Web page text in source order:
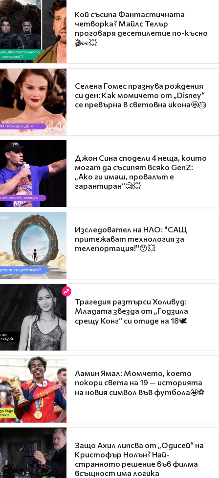
Кой съсипа Фантастичната
четворка? Майлс Телър
проговаря десетилетие по-късно
🎬👀💥
Селена Гомес празнува рождения
си ден: Как момичето от „Disney“
се превърна в световна икона🤩🎂
Джон Сина сподели 4 неща, които
могат да съсипят всяко GenZ:
„Ако ги имаш, провалът е
гарантиран“🧐💥
Изследовател на НЛО: "САЩ
притежават технология за
телепортация!"😯💥
Трагедия разтърси Холивуд:
Младата звезда от „Годзила
срещу Конг“ си отиде на 18🕊️
Ламин Ямал: Момчето, което
покори света на 19 — историята
на новия символ във футбола🤩⚽
Защо Ахил липсва от „Одисей“ на
Кристофър Нолън? Най-
странното решение във филма
всъщност има логика